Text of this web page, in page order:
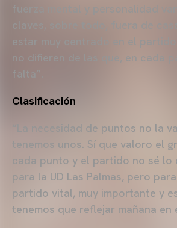
fuerza mental y personalidad
claves, sobre todo, fuera de
estar muy centrado en el
no difieren de las que, en cada
falta”.
Clasificación
“La necesidad de puntos no la
tenemos unos. Sí que valoro el
cada punto y el partido no sé lo
para la UD Las Palmas, pero
partido vital, muy importante y
tenemos que reflejar mañana en